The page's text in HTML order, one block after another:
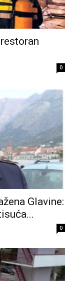
0
Glavine:
0